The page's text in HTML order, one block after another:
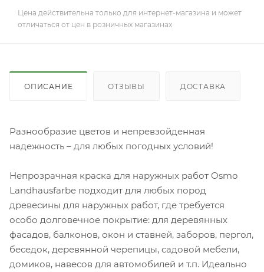
Цена действительна только для интернет-магазина и может
отличаться от цен в розничных магазинах
ОПИСАНИЕ ОТЗЫВЫ ДОСТАВКА
Разнообразие цветов и непревзойденная
надежность – для любых погодных условий!
Непрозрачная краска для наружных работ Osmo
Landhausfarbe подходит для любых пород
древесины для наружных работ, где требуется
особо долговечное покрытие: для деревянных
фасадов, балконов, окон и ставней, заборов, пергол,
беседок, деревянной черепицы, садовой мебели,
домиков, навесов для автомобилей и т.п. Идеально